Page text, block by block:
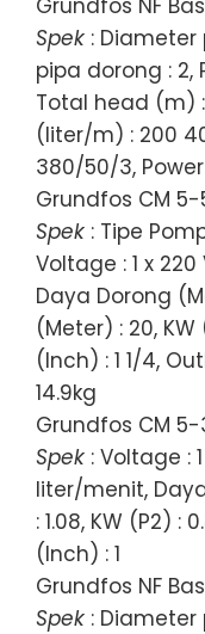
Grundfos NF
Spek : Diameter
pipa dorong : 2,
Total head (m)
(liter/m) : 200
380/50/3,
Grundfos CM 5-
Spek : Tipe
Voltage : 1 x
Daya Dorong
(Meter) : 20, KW
(Inch) : 1 1/4,
14.9kg
Grundfos CM 5-
Spek : Voltage :
liter/menit,
: 1.08, KW (P2) :
(Inch) : 1
Grundfos NF
Spek : Diameter